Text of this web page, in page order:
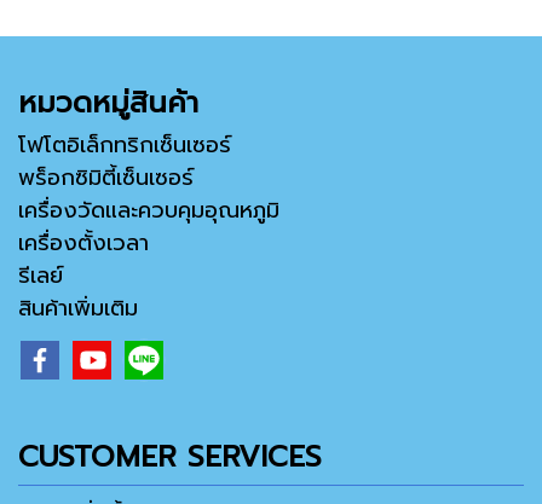
หมวดหมู่สินค้า
โฟโตอิเล็กทริกเซ็นเซอร์
พร็อกซิมิตี้เซ็นเซอร์
เครื่องวัดและควบคุมอุณหภูมิ
เครื่องตั้งเวลา
รีเลย์
สินค้าเพิ่มเติม
CUSTOMER SERVICES